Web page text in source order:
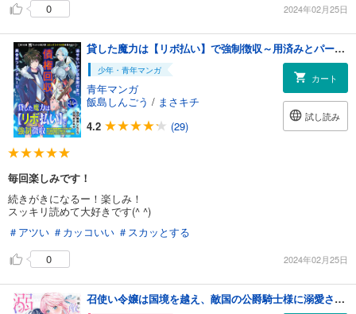
0
2024年02月25日
貸した魔力は【リボ払い】で強制徴収～用済みとパーティー追放された俺は、可愛いサポート妖精と一緒に取り立てた魔力を運用して最強を目指す。～（単話版）第14話
少年・青年マンガ
青年マンガ
飯島しんごう / まさキチ
4.2
(29)
カート
試し読み
毎回楽しみです！
続きがきになるー！楽しみ！
スッキリ読めて大好きです(^ ^)
＃アツい ＃カッコいい ＃スカッとする
0
2024年02月25日
召使い令嬢は国境を越え、敵国の公爵騎士様に溺愛される（単話版）第1話